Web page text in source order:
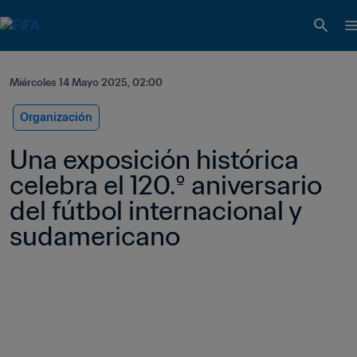
Miércoles 14 Mayo 2025, 02:00
Organización
Una exposición histórica
celebra el 120.º aniversario
del fútbol internacional y
sudamericano